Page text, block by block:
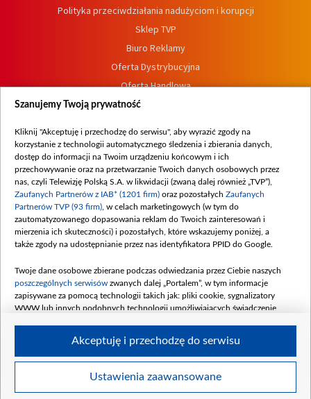
Polityka przeciwdziałania nadużyciom i korupcji
Sklep TVP
Biuro Reklamy
Oferta Dystrybucyjna
Oferta Handlowa
Dostępność
Procedura zgłoszeń wewnętrznych
Szanujemy Twoją prywatność
Kliknij "Akceptuję i przechodzę do serwisu", aby wyrazić zgody na
korzystanie z technologii automatycznego śledzenia i zbierania danych,
dostęp do informacji na Twoim urządzeniu końcowym i ich
przechowywanie oraz na przetwarzanie Twoich danych osobowych przez
nas, czyli Telewizję Polską S.A. w likwidacji (zwaną dalej również „TVP”),
Zaufanych Partnerów z IAB* (1201 firm) oraz pozostałych Zaufanych
Partnerów TVP (93 firm) , w celach marketingowych (w tym do
zautomatyzowanego dopasowania reklam do Twoich zainteresowań i
mierzenia ich skuteczności) i pozostałych, które wskazujemy poniżej, a
także zgody na udostępnianie przez nas identyfikatora PPID do Google.
Twoje dane osobowe zbierane podczas odwiedzania przez Ciebie naszych
poszczególnych serwisów zwanych dalej „Portalem”, w tym informacje
zapisywane za pomocą technologii takich jak: pliki cookie, sygnalizatory
WWW lub innych podobnych technologii umożliwiających świadczenie
Twoje dane osobowe zbierane podczas odwiedzania przez Ciebie
Ustawienia zaawansowane
Akceptuję i przechodzę do serwisu